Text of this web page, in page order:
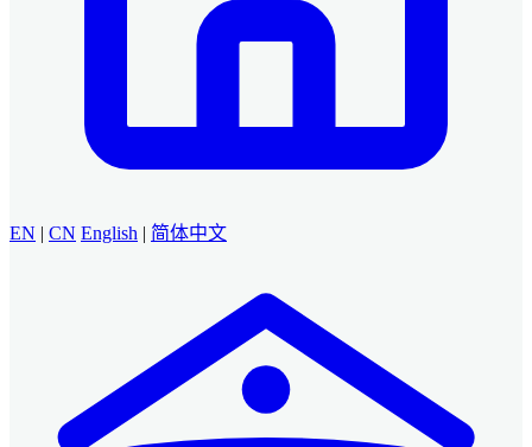
EN | CN English | 简体中文